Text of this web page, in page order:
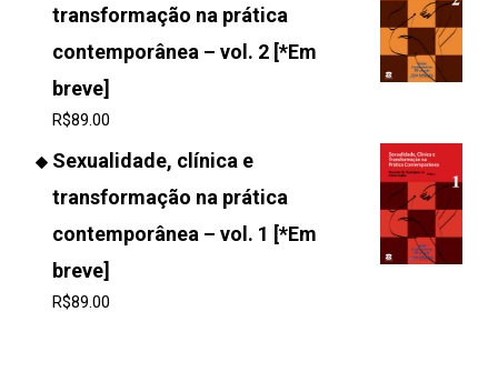
transformação na prática
contemporânea – vol. 2 [*Em
breve]
R$89.00
Sexualidade, clínica e
transformação na prática
contemporânea – vol. 1 [*Em
breve]
R$89.00